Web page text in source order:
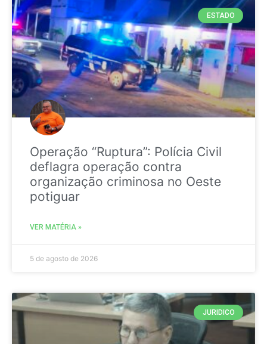
ESTADO
Operação “Ruptura”: Polícia Civil
deflagra operação contra
organização criminosa no Oeste
potiguar
VER MATÉRIA »
5 de agosto de 2026
JURIDICO